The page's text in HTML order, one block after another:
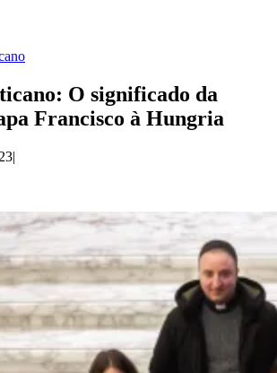
O significado da
Francisco à Hungria
|